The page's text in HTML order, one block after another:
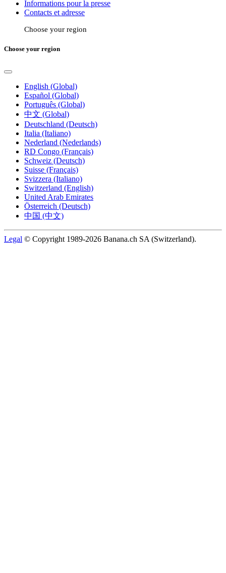
Informations pour la presse
Contacts et adresse
Choose your region
Choose your region
English (Global)
Español (Global)
Português (Global)
中文 (Global)
Deutschland (Deutsch)
Italia (Italiano)
Nederland (Nederlands)
RD Congo (Français)
Schweiz (Deutsch)
Suisse (Français)
Svizzera (Italiano)
Switzerland (English)
United Arab Emirates
Österreich (Deutsch)
中国 (中文)
Legal © Copyright 1989-2026 Banana.ch SA (Switzerland).